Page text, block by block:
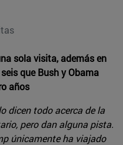
sola visita, además en
que Bush y Obama
años
dicen todo acerca de la
pero dan alguna pista.
únicamente ha viajado